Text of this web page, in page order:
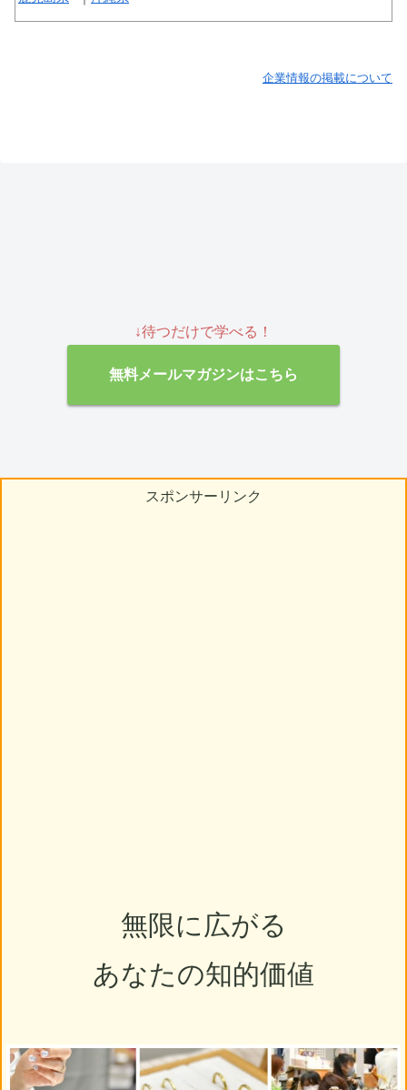
企業情報の掲載について
↓待つだけで学べる！
無料メールマガジンはこちら
スポンサーリンク
無限に広がる
あなたの知的価値